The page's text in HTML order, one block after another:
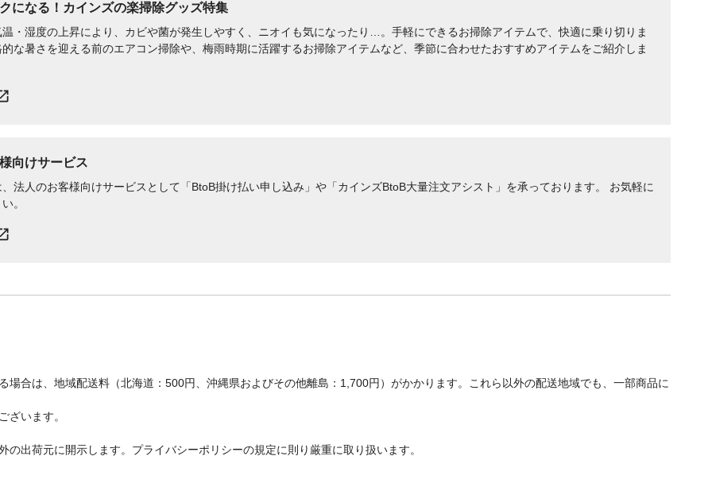
になる！カインズの楽掃除グッズ特集
・湿度の上昇により、カビや菌が発生しやすく、ニオイも気になったり…。手軽にできるお掃除アイテムで、快適に乗り切りま
な暑さを迎える前のエアコン掃除や、梅雨時期に活躍するお掃除アイテムなど、季節に合わせたおすすめアイテムをご紹介しま
向けサービス
法人のお客様向けサービスとして「BtoB掛け払い申し込み」や「カインズBtoB大量注文アシスト」を承っております。 お気軽に
。
場合は、地域配送料（北海道：500円、沖縄県およびその他離島：1,700円）がかかります。これら以外の配送地域でも、一部商品に
ざいます。
出荷元に開示します。プライバシーポリシーの規定に則り厳重に取り扱います。